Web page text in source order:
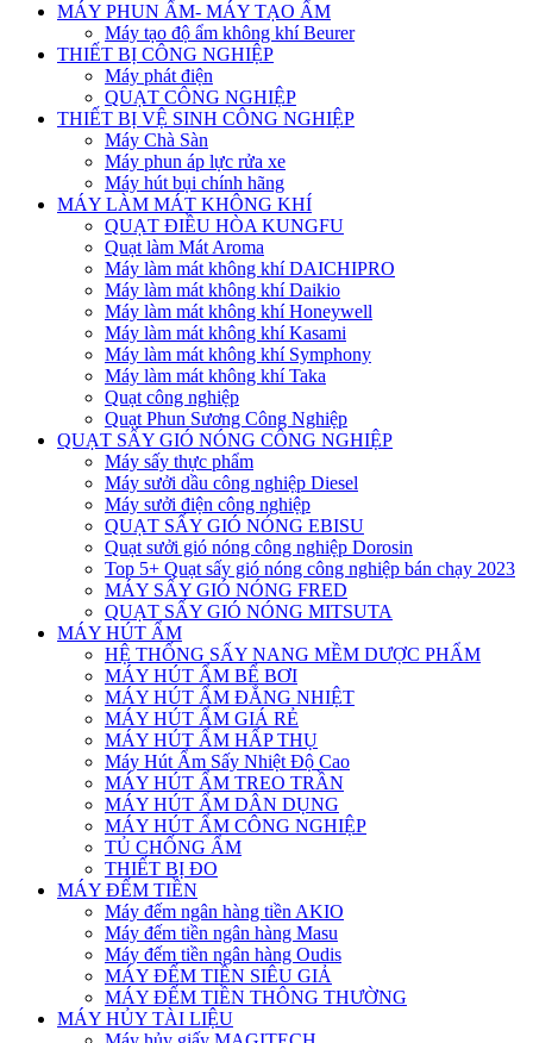
MÁY PHUN ẨM- MÁY TẠO ẨM
Máy tạo độ ẩm không khí Beurer
THIẾT BỊ CÔNG NGHIỆP
Máy phát điện
QUẠT CÔNG NGHIỆP
THIẾT BỊ VỆ SINH CÔNG NGHIỆP
Máy Chà Sàn
Máy phun áp lực rửa xe
Máy hút bụi chính hãng
MÁY LÀM MÁT KHÔNG KHÍ
QUẠT ĐIỀU HÒA KUNGFU
Quạt làm Mát Aroma
Máy làm mát không khí DAICHIPRO
Máy làm mát không khí Daikio
Máy làm mát không khí Honeywell
Máy làm mát không khí Kasami
Máy làm mát không khí Symphony
Máy làm mát không khí Taka
Quạt công nghiệp
Quạt Phun Sương Công Nghiệp
QUẠT SẤY GIÓ NÓNG CÔNG NGHIỆP
Máy sấy thực phẩm
Máy sưởi dầu công nghiệp Diesel
Máy sưởi điện công nghiệp
QUẠT SẤY GIÓ NÓNG EBISU
Quạt sưởi gió nóng công nghiệp Dorosin
Top 5+ Quạt sấy gió nóng công nghiệp bán chạy 2023
MÁY SẤY GIÓ NÓNG FRED
QUẠT SẤY GIÓ NÓNG MITSUTA
MÁY HÚT ẨM
HỆ THỐNG SẤY NANG MỀM DƯỢC PHẨM
MÁY HÚT ẨM BỂ BƠI
MÁY HÚT ẨM ĐẲNG NHIỆT
MÁY HÚT ẨM GIÁ RẺ
MÁY HÚT ẨM HẤP THỤ
Máy Hút Ẩm Sấy Nhiệt Độ Cao
MÁY HÚT ẨM TREO TRẦN
MÁY HÚT ẨM DÂN DỤNG
MÁY HÚT ẨM CÔNG NGHIỆP
TỦ CHỐNG ẨM
THIẾT BỊ ĐO
MÁY ĐẾM TIỀN
Máy đếm ngân hàng tiền AKIO
Máy đếm tiền ngân hàng Masu
Máy đếm tiền ngân hàng Oudis
MÁY ĐẾM TIỀN SIÊU GIẢ
MÁY ĐẾM TIỀN THÔNG THƯỜNG
MÁY HỦY TÀI LIỆU